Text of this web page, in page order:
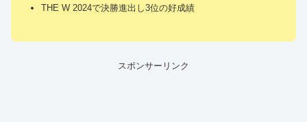
THE W 2024で決勝進出し3位の好成績
スポンサーリンク